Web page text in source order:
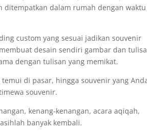
ditempatkan dalam rumah dengan waktu
custom yang sesuai jadikan souvenir
desain sendiri gambar dan
dengan tulisan yang memikat.
di pasar, hingga souvenir yang
souvenir.
kenang-kenangan, acara aqiqah,
banyak kembali.